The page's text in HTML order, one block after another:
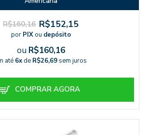
R$160,16 R$152,15
por PIXou depósito
ou R$160,16
até 6xde R$26,69 sem juros
COMPRAR AGORA